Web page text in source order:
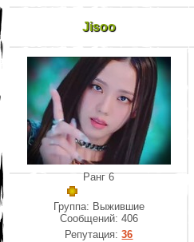
Jisoo
Ранг 6
Группа: Выжившие
Сообщений: 406
Репутация:36